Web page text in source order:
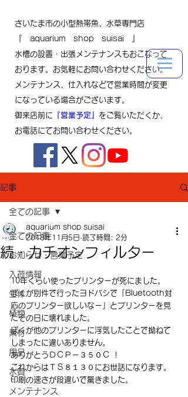
さいたま市の小型熱帯魚、水草専門店
『 aquarium shop suisai 』
水槽の設置・出張メンテナンスもおこなって
おります。お気軽にお問い合わせください。
メンテナンス、仕入れなどで営業時間が変更
になっている場合がございます。
御来店前に 『営業予定』 をご覧いただくか、
お電話にてお問い合わせください。
記事
全ての記事
お知らせ・営業予定
入荷情報
生体
植物
素材
用品
水質
メンテナンス
全ての記事
続・カチオンフィルター
aquarium shop suisai
2018年11月5日 読了時間: 2分
10年くらい使ったプリンターが死にました。
ぼくが別件で行ったヨドバシで「Bluetooth対
応のプリンター欲しいなー」とプリンターを見
たその日に壊れました。
ぼくが他のプリンターに浮気したことで拗ねて
しまったに違いありません。
ありがとうＤＣＰ－３５０Ｃ ！
これからはＴＳ８１３０にお世話になります。
印刷の速さが段違いで驚きました。